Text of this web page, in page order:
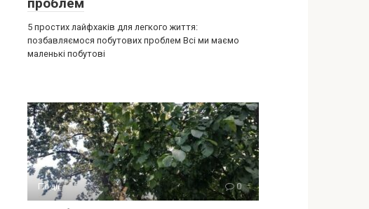
5 простих лайфхаків для легкого життя:
позбавляємося побутових проблем Всі ми маємо
маленькі побутові
Події 0